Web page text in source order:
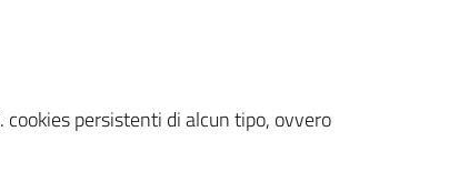
persistenti di alcun tipo, ovvero